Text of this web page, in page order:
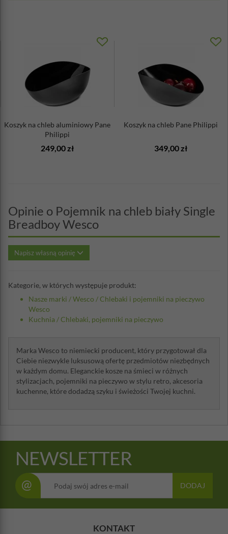
Koszyk na chleb aluminiowy Pane
Philippi
249,00 zł
Koszyk na chleb Pane Philippi
349,00 zł
Opinie o Pojemnik na chleb biały Single
Breadboy Wesco
Napisz własną opinię
Kategorie, w których występuje produkt:
Nasze marki /Wesco /Chlebaki i pojemniki na pieczywo
Wesco
Kuchnia /Chlebaki, pojemniki na pieczywo
Marka Wesco to niemiecki producent, który przygotował dla
Ciebie niezwykle luksusową ofertę przedmiotów niezbędnych
w każdym domu. Eleganckie kosze na śmieci w różnych
stylizacjach, pojemniki na pieczywo w stylu retro, akcesoria
kuchenne, które dodadzą szyku i świeżości Twojej kuchni.
NEWSLETTER
@ DODAJ
KONTAKT